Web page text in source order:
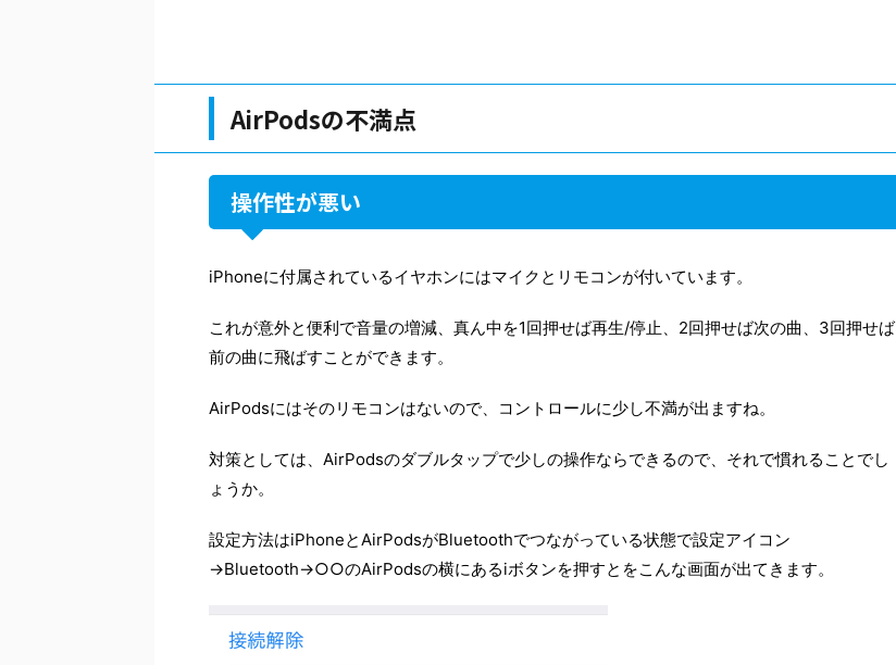
AirPodsの不満点
操作性が悪い
iPhoneに付属されているイヤホンにはマイクとリモコンが付いています。
これが意外と便利で音量の増減、真ん中を1回押せば再生/停止、2回押せば次の曲、3回押せば
前の曲に飛ばすことができます。
AirPodsにはそのリモコンはないので、コントロールに少し不満が出ますね。
対策としては、AirPodsのダブルタップで少しの操作ならできるので、それで慣れることでし
ょうか。
設定方法はiPhoneとAirPodsがBluetoothでつながっている状態で設定アイコン
→Bluetooth→○○のAirPodsの横にあるiボタンを押すとをこんな画面が出てきます。